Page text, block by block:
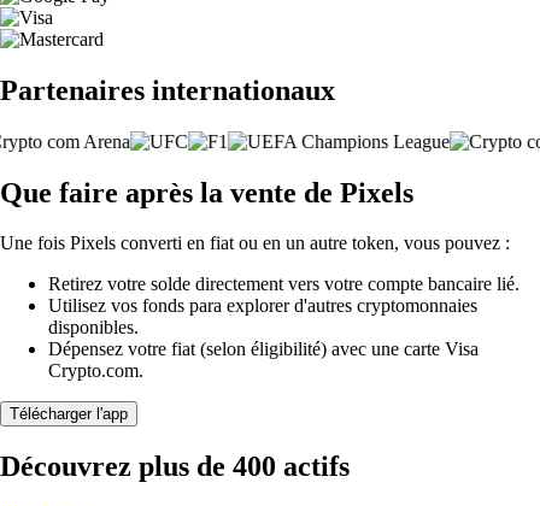
Partenaires internationaux
Que faire après la vente de Pixels
Une fois Pixels converti en fiat ou en un autre token, vous pouvez :
Retirez votre solde directement vers votre compte bancaire lié.
Utilisez vos fonds para explorer d'autres cryptomonnaies
disponibles.
Dépensez votre fiat (selon éligibilité) avec une carte Visa
Crypto.com.
Télécharger l'app
Découvrez plus de 400 actifs